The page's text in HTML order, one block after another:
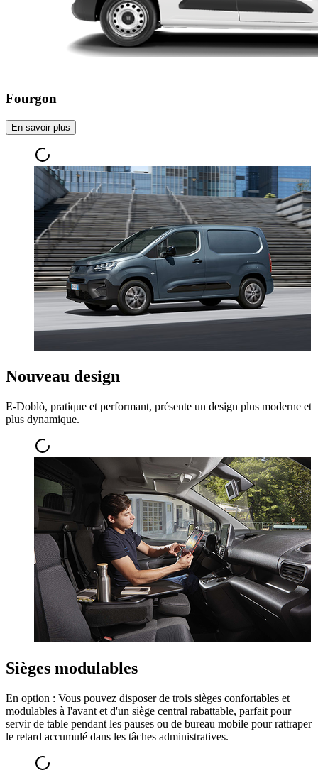
Fourgon
En savoir plus
Nouveau design
E-Doblò, pratique et performant, présente un design plus moderne et
plus dynamique.
Sièges modulables
En option : Vous pouvez disposer de trois sièges confortables et
modulables à l'avant et d'un siège central rabattable, parfait pour
servir de table pendant les pauses ou de bureau mobile pour rattraper
le retard accumulé dans les tâches administratives.